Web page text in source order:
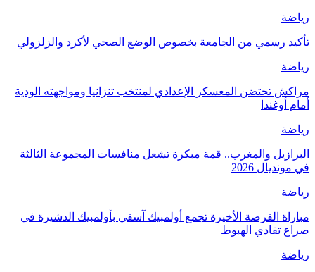
رياضة
تأكيد رسمي من الجامعة بخصوص الوضع الصحي لأكرد والزلزولي
رياضة
مراكش تحتضن المعسكر الإعدادي لمنتخب تنزانيا ومواجهته الودية
أمام أوغندا
رياضة
البرازيل والمغرب.. قمة مبكرة تشعل منافسات المجموعة الثالثة
في مونديال 2026
رياضة
مباراة الفرصة الأخيرة تجمع أولمبيك آسفي بأولمبيك الدشيرة في
صراع تفادي الهبوط
رياضة